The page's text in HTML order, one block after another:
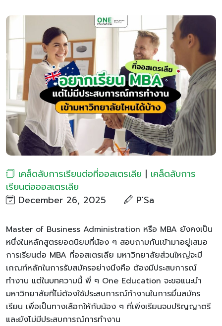
เคล็ดลับการเรียนต่อที่ออสเตรเลีย | เคล็ดลับการ
เรียนต่อออสเตรเลีย
December 26, 2025
P'Sa
Master of Business Administration หรือ MBA ยังคงเป็น
หนึ่งในหลักสูตรยอดนิยมที่น้อง ๆ สอบถามกันเข้ามาอยู่เสมอ
การเรียนต่อ MBA ที่ออสเตรเลีย มหาวิทยาลัยส่วนใหญ่จะมี
เกณฑ์หลักในการรับสมัครอย่างนึงคือ ต้องมีประสบการณ์
ทำงาน แต่ในบทความนี้ พี่ ๆ One Education จะขอแนะนำ
มหาวิทยาลัยที่ไม่ต้องใช้ประสบการณ์ทำงานในการยื่นสมัคร
เรียน เพื่อเป็นทางเลือกให้กับน้อง ๆ ที่เพิ่งเรียนจบปริญญาตรี
และยังไม่มีประสบการณ์การทำงาน